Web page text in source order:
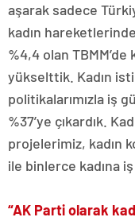
aşarak sadece
kadın
%4,4 olan TBMM’de
yükselttik. Kadın
politikalarımızla iş
%37’ye çıkardık.
projelerimiz, kadın
ile binlerce kadına
“AK Parti olarak